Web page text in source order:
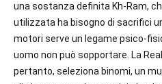
una sostanza definita Kh-Ram,
utilizzata ha bisogno di sacrifici
motori serve un legame psico-
uomo non può sopportare. La
pertanto, seleziona binomi, un